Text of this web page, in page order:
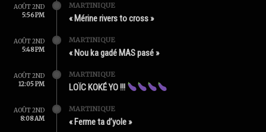
AOÛT 2ND
5:56 PM
MARTINIQUE
« Mérine rivers to cross »
AOÛT 2ND
5:48 PM
MARTINIQUE
« Nou ka gadé MAS pasé »
AOÛT 2ND
12:05 PM
MARTINIQUE
LOÏC KOKÉ YO !!!
AOÛT 2ND
8:08 AM
MARTINIQUE
« Ferme ta d’yole »